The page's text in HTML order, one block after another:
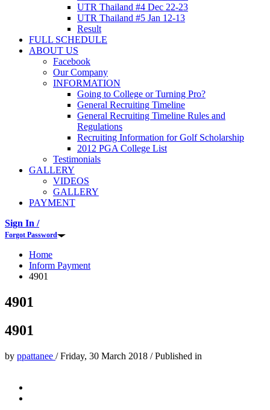
UTR Thailand #4 Dec 22-23
UTR Thailand #5 Jan 12-13
Result
FULL SCHEDULE
ABOUT US
Facebook
Our Company
INFORMATION
Going to College or Turning Pro?
General Recruiting Timeline
General Recruiting Timeline Rules and
Regulations
Recruiting Information for Golf Scholarship
2012 PGA College List
Testimonials
GALLERY
VIDEOS
GALLERY
PAYMENT
Sign In /
Forgot Password
Home
Inform Payment
4901
4901
4901
by ppattanee /Friday, 30 March 2018 /Published in